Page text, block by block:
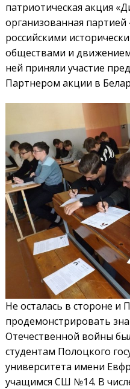
патриотическая акция
организованная партией
российскими
обществами и
ней приняли участие
Партнером акции в
Не осталась в стороне и
продемонстрировать
Отечественной войны
студентам Полоцкого
университета имени
учащимся СШ №14. В